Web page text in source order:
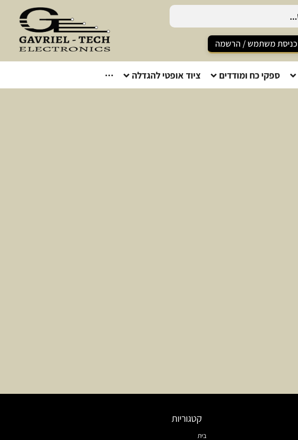
כניסת משתמש / הרשמה
ספקי כח ומודדים ציוד אופטי להגדלה ···
קטגוריות
בית